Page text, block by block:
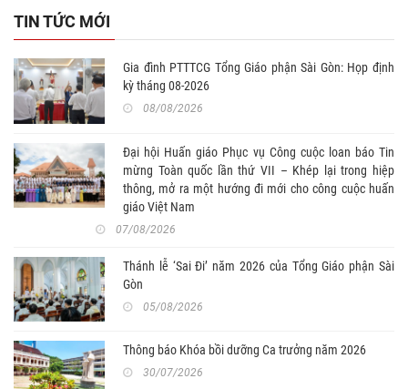
TIN TỨC MỚI
Gia đình PTTTCG Tổng Giáo phận Sài Gòn: Họp định
kỳ tháng 08-2026
08/08/2026
Đại hội Huấn giáo Phục vụ Công cuộc loan báo Tin
mừng Toàn quốc lần thứ VII – Khép lại trong hiệp
thông, mở ra một hướng đi mới cho công cuộc huấn
giáo Việt Nam
07/08/2026
Thánh lễ ‘Sai Đi’ năm 2026 của Tổng Giáo phận Sài
Gòn
05/08/2026
Thông báo Khóa bồi dưỡng Ca trưởng năm 2026
30/07/2026